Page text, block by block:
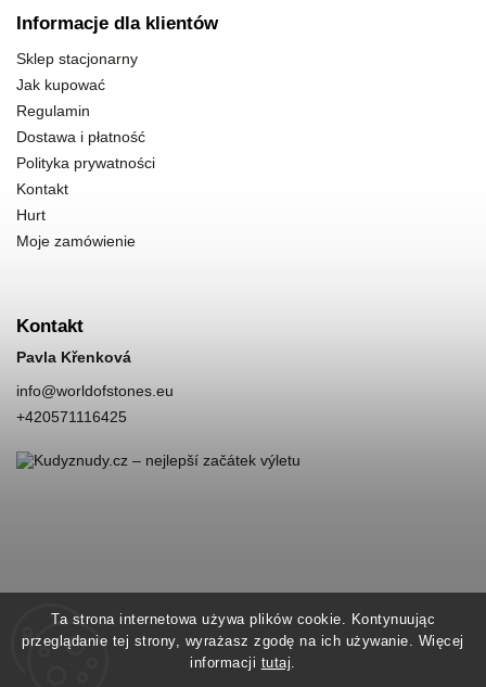
Ta strona internetowa używa plików cookie. Kontynuując
przeglądanie tej strony, wyrażasz zgodę na ich używanie. Więcej
informacji tutaj.
Informacje dla klientów
Sklep stacjonarny
Jak kupować
Regulamin
Dostawa i płatność
Polityka prywatności
Kontakt
Hurt
Moje zamówienie
Kontakt
Pavla Křenková
info@worldofstones.eu
+420571116425